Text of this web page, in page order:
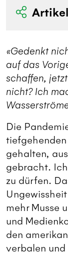
«Gedenkt
auf das
schaffen,
nicht? Ich
Die
tiefgehenden
gehalten,
gebracht.
zu dürfen.
mehr Musse
und
den
verbalen und